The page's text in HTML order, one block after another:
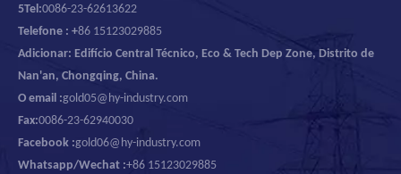
5Tel:0086-23-62613622
Telefone : +86 15123029885
Adicionar: Edifício Central Técnico, Eco & Tech Dep Zone, Distrito de
Nan'an, Chongqing, China.
O email :gold05@hy-industry.com
Fax:0086-23-62940030
Facebook :gold06@hy-industry.com
Whatsapp/Wechat :+86 15123029885